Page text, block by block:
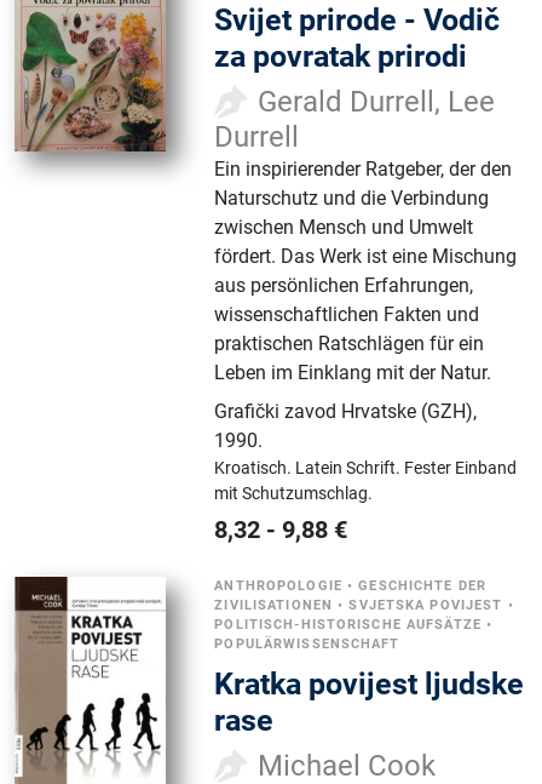
Svijet prirode - Vodič
za povratak prirodi
Gerald Durrell, Lee
Durrell
Ein inspirierender Ratgeber, der den
Naturschutz und die Verbindung
zwischen Mensch und Umwelt
fördert. Das Werk ist eine Mischung
aus persönlichen Erfahrungen,
wissenschaftlichen Fakten und
praktischen Ratschlägen für ein
Leben im Einklang mit der Natur.
Grafički zavod Hrvatske (GZH),
1990.
Kroatisch. Latein Schrift. Fester Einband
mit Schutzumschlag.
8,32 -9,88 €
ANTHROPOLOGIE •GESCHICHTE DER
ZIVILISATIONEN •SVJETSKA POVIJEST •
POLITISCH-HISTORISCHE AUFSÄTZE •
POPULÄRWISSENSCHAFT
Kratka povijest ljudske
rase
Michael Cook